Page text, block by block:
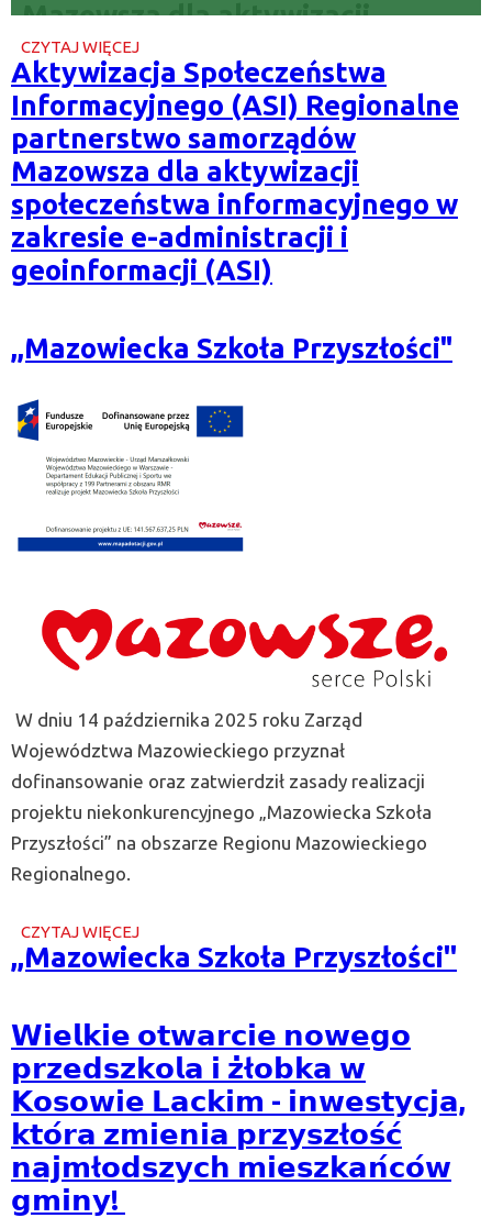
CZYTAJ WIĘCEJ
O
AKTYWIZACJA
SPOŁECZEŃSTWA
INFORMACYJNEGO
(ASI)
REGIONALNE
PARTNERSTWO
SAMORZĄDÓW
MAZOWSZA
DLA
AKTYWIZACJI
SPOŁECZEŃSTWA
INFORMACYJNEGO
E-
ADMINISTRACJI
(ASI)
Aktywizacja Społeczeństwa
Informacyjnego (ASI) Regionalne
partnerstwo samorządów
Mazowsza dla aktywizacji
społeczeństwa informacyjnego w
zakresie e-administracji i
geoinformacji (ASI)
,,Mazowiecka Szkoła Przyszłości"
W dniu 14 października 2025 roku Zarząd
Województwa Mazowieckiego przyznał
dofinansowanie oraz zatwierdził zasady realizacji
projektu niekonkurencyjnego „Mazowiecka Szkoła
Przyszłości” na obszarze Regionu Mazowieckiego
Regionalnego.
CZYTAJ WIĘCEJ
O
,,MAZOWIECKA
SZKOŁA
,,Mazowiecka Szkoła Przyszłości"
𝗪𝗶𝗲𝗹𝗸𝗶𝗲 𝗼𝘁𝘄𝗮𝗿𝗰𝗶𝗲 𝗻𝗼𝘄𝗲𝗴𝗼
𝗽𝗿𝘇𝗲𝗱𝘀𝘇𝗸𝗼𝗹𝗮 𝗶 𝘇̇ł𝗼𝗯𝗸𝗮 𝘄
𝗞𝗼𝘀𝗼𝘄𝗶𝗲 𝗟𝗮𝗰𝗸𝗶𝗺 - 𝗶𝗻𝘄𝗲𝘀𝘁𝘆𝗰𝗷𝗮,
𝗸𝘁𝗼́𝗿𝗮 𝘇𝗺𝗶𝗲𝗻𝗶𝗮 𝗽𝗿𝘇𝘆𝘀𝘇ł𝗼𝘀́𝗰́
𝗻𝗮𝗷𝗺ł𝗼𝗱𝘀𝘇𝘆𝗰𝗵 𝗺𝗶𝗲𝘀𝘇𝗸𝗮𝗻́𝗰𝗼́𝘄
𝗴𝗺𝗶𝗻𝘆!